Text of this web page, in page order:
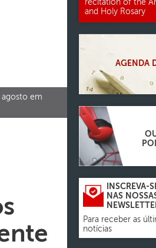
agosto em
recitation of the
and Holy Rosary
AGENDA
INSCREVA-
NAS
Para receber as
notícias